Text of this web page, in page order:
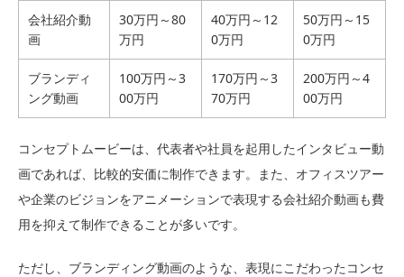
会社紹介動
画
30万円～80
万円
40万円～12
0万円
50万円～15
0万円
ブランディ
ング動画
100万円～3
00万円
170万円～3
70万円
200万円～4
00万円
コンセプトムービーは、代表者や社員を起用したインタビュー動
画であれば、比較的安価に制作できます。また、オフィスツアー
や企業のビジョンをアニメーションで表現する会社紹介動画も費
用を抑えて制作できることが多いです。
ただし、ブランディング動画のような、表現にこだわったコンセ